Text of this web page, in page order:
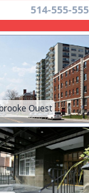
514-555-
Ouest
X